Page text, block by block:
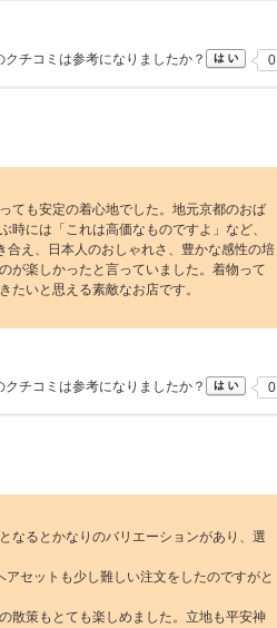
クチコミは参考になりましたか？ 0
ても安定の着心地でした。地元京都のおば
には「これは高価なものですよ」など、
え、日本人のおしゃれさ、豊かな感性の培
が楽しかったと言っていました。着物って
いと思える素敵なお店です。
クチコミは参考になりましたか？ 0
なるとかなりのバリエーションがあり、選
セットも少し難しい注文をしたのですがと
散策もとても楽しめました。立地も平安神